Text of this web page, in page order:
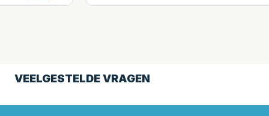
VEELGESTELDE VRAGEN